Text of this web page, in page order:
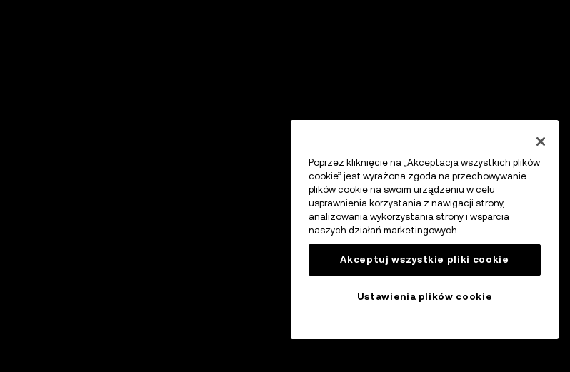
Poprzez kliknięcie na „Akceptacja wszystkich plików
cookie” jest wyrażona zgoda na przechowywanie
plików cookie na swoim urządzeniu w celu
usprawnienia korzystania z nawigacji strony,
analizowania wykorzystania strony i wsparcia
naszych działań marketingowych.
Akceptuj wszystkie pliki cookie
Ustawienia plików cookie